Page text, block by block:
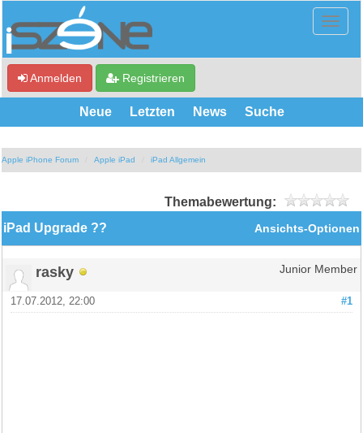
Anmelden Registrieren
Neue Letzten News Suche
Apple iPhone Forum Apple iPad iPad Allgemein
Themabewertung:
Ansichts-Optionen
iPad Upgrade ??
rasky Junior Member
#1
17.07.2012, 22:00